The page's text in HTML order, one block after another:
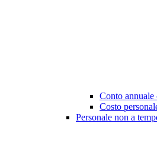
Conto annuale
Costo
Personale non a